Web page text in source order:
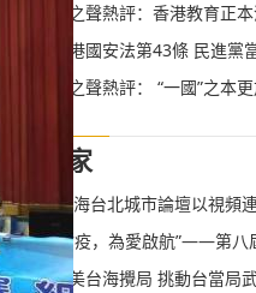
大灣區之聲熱評：香港教育正
妄責香港國安法第43條 民進黨
大灣區之聲熱評： “一國”之本更加
獨家
•2020上海台北城市論壇以視頻
•“益騎防疫，為愛啟航”——第八屆
•張彬：美台海攪局 挑動台當局